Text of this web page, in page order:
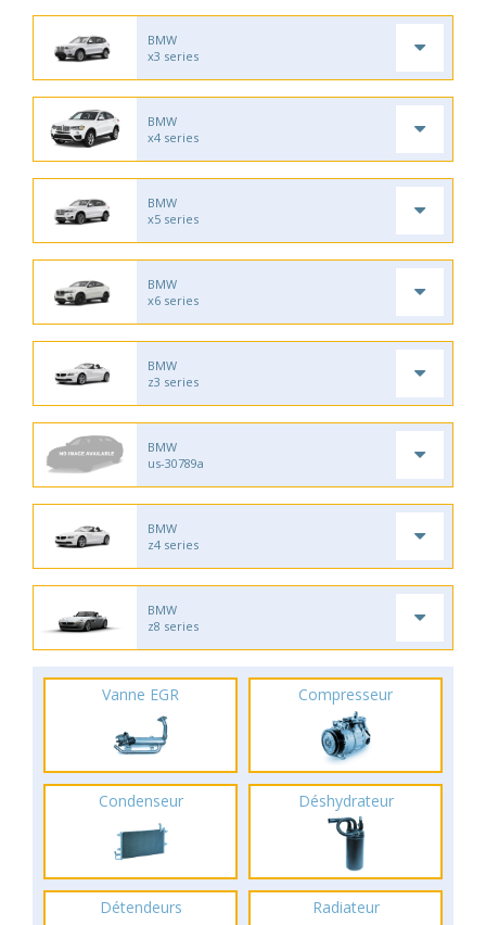
BMW
x3 series
BMW
x4 series
BMW
x5 series
BMW
x6 series
BMW
z3 series
BMW
us-30789a
BMW
z4 series
BMW
z8 series
Vanne EGR Compresseur
Condenseur Déshydrateur
Détendeurs Radiateur